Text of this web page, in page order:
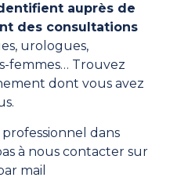
auprès de
des consultations
urologues,
femmes… Trouvez
dont vous avez
dans
à nous contacter sur
mail